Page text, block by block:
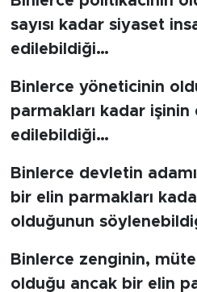
sayısı kadar siyaset
edilebildiği…
Binlerce yöneticinin
parmakları kadar işinin
edilebildiği…
Binlerce devletin
bir elin parmakları
olduğunun
Binlerce zenginin,
olduğu ancak bir elin